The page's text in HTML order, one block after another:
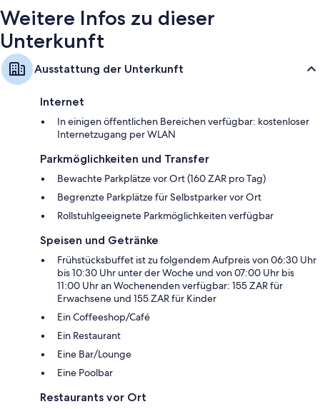
Weitere Infos zu dieser
Unterkunft
Ausstattung der Unterkunft
Internet
In einigen öffentlichen Bereichen verfügbar: kostenloser
Internetzugang per WLAN
Parkmöglichkeiten und Transfer
Bewachte Parkplätze vor Ort (160 ZAR pro Tag)
Begrenzte Parkplätze für Selbstparker vor Ort
Rollstuhlgeeignete Parkmöglichkeiten verfügbar
Speisen und Getränke
Frühstücksbuffet ist zu folgendem Aufpreis von 06:30 Uhr
bis 10:30 Uhr unter der Woche und von 07:00 Uhr bis
11:00 Uhr an Wochenenden verfügbar: 155 ZAR für
Erwachsene und 155 ZAR für Kinder
Ein Coffeeshop/Café
Ein Restaurant
Eine Bar/Lounge
Eine Poolbar
Restaurants vor Ort